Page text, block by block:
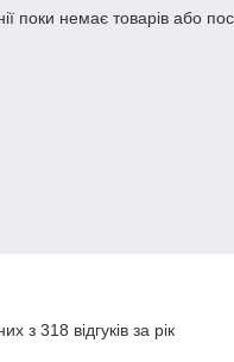
поки немає товарів або
з 318 відгуків за рік